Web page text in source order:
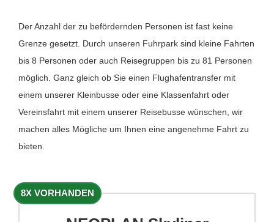
Der Anzahl der zu befördernden Personen ist fast keine
Grenze gesetzt. Durch unseren Fuhrpark sind kleine Fahrten
bis 8 Personen oder auch Reisegruppen bis zu 81 Personen
möglich. Ganz gleich ob Sie einen Flughafentransfer mit
einem unserer Kleinbusse oder eine Klassenfahrt oder
Vereinsfahrt mit einem unserer Reisebusse wünschen, wir
machen alles Mögliche um Ihnen eine angenehme Fahrt zu
bieten.
8X VORHANDEN